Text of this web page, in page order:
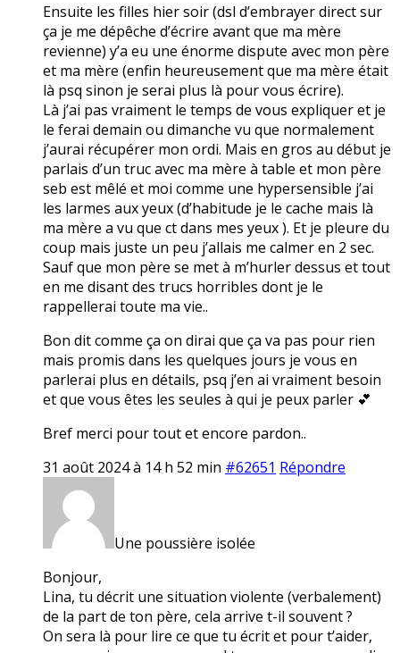
Ensuite les filles hier soir (dsl d’embrayer direct sur
ça je me dépêche d’écrire avant que ma mère
revienne) y’a eu une énorme dispute avec mon père
et ma mère (enfin heureusement que ma mère était
là psq sinon je serai plus là pour vous écrire).
Là j’ai pas vraiment le temps de vous expliquer et je
le ferai demain ou dimanche vu que normalement
j’aurai récupérer mon ordi. Mais en gros au début je
parlais d’un truc avec ma mère à table et mon père
seb est mêlé et moi comme une hypersensible j’ai
les larmes aux yeux (d’habitude je le cache mais là
ma mère a vu que ct dans mes yeux ). Et je pleure du
coup mais juste un peu j’allais me calmer en 2 sec.
Sauf que mon père se met à m’hurler dessus et tout
en me disant des trucs horribles dont je le
rappellerai toute ma vie..
Bon dit comme ça on dirai que ça va pas pour rien
mais promis dans les quelques jours je vous en
parlerai plus en détails, psq j’en ai vraiment besoin
et que vous êtes les seules à qui je peux parler 💕
Bref merci pour tout et encore pardon..
31 août 2024 à 14 h 52 min #62651 Répondre
Une poussière isolée
Bonjour,
Lina, tu décrit une situation violente (verbalement)
de la part de ton père, cela arrive t-il souvent ?
On sera là pour lire ce que tu écrit et pour t’aider,